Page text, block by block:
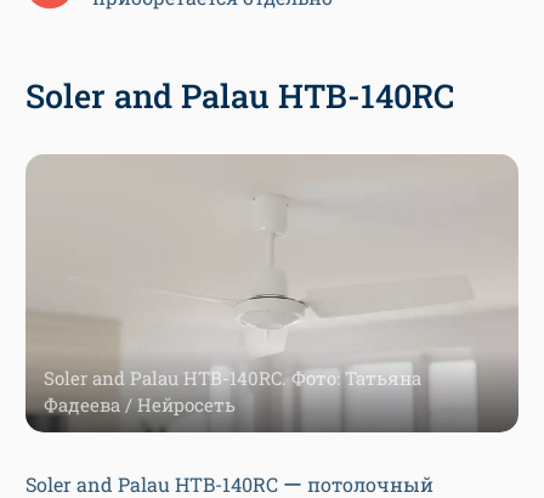
Soler and Palau HTB-140RC
Soler and Palau HTB-140RC. Фото: Татьяна
Фадеева / Нейросеть
Soler and Palau HTB-140RC ー потолочный